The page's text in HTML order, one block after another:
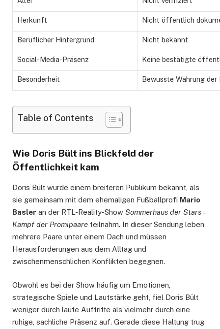
Herkunft Nicht öffentlich
Beruflicher Hintergrund Nicht bekannt
Social-Media-Präsenz Keine bestätigte
Besonderheit Bewusste Wahrung der
Table of Contents
Wie Doris Bült ins Blickfeld der
Öffentlichkeit kam
Doris Bült wurde einem breiteren Publikum bekannt, als
sie gemeinsam mit dem ehemaligen Fußballprofi Mario
Basler an der RTL-Reality-Show Sommerhaus der Stars –
Kampf der Promipaare teilnahm. In dieser Sendung leben
mehrere Paare unter einem Dach und müssen
Herausforderungen aus dem Alltag und
zwischenmenschlichen Konflikten begegnen.
Obwohl es bei der Show häufig um Emotionen,
strategische Spiele und Lautstärke geht, fiel Doris Bült
weniger durch laute Auftritte als vielmehr durch eine
ruhige, sachliche Präsenz auf. Gerade diese Haltung trug